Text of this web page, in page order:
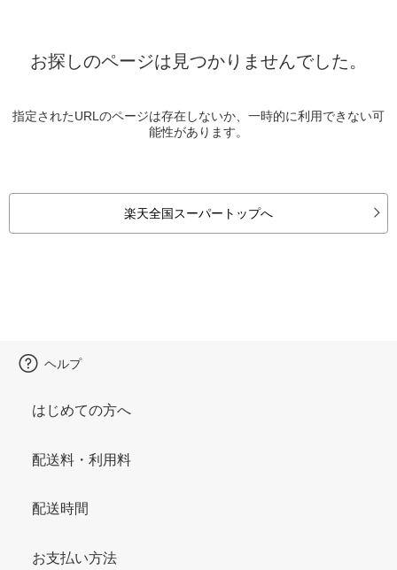
お探しのページは見つかりませんでした。
指定されたURLのページは存在しないか、一時的に利用できない可
能性があります。
楽天全国スーパートップへ
ヘルプ
はじめての方へ
配送料・利用料
配送時間
お支払い方法